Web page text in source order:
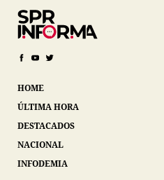
HOME
ÚLTIMA HORA
DESTACADOS
NACIONAL
INFODEMIA